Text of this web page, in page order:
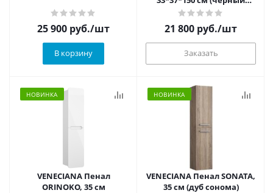
25 900 руб./шт
В корзину
матовый)
21 800 руб./шт
Заказать
НОВИНКА
VENECIANA Пенал
ORINOKO, 35 см
НОВИНКА
VENECIANA Пенал SONATA,
35 см (дуб сонома)